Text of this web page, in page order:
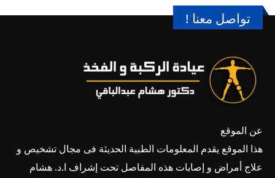
تواصل معنا !
عن الموقع
هذا الموقع يقدم المعلومات الطبية الحديثة فى مجال تشخيص و
علاج أمراض و إصابات هذه المفاصل تحت إشراف ا.د. هشام